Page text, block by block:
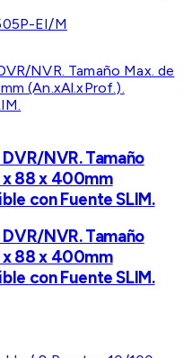
EI/M
NVR. Tamaño
x 88 x 400mm
con Fuente SLIM.
NVR. Tamaño
x 88 x 400mm
con Fuente SLIM.